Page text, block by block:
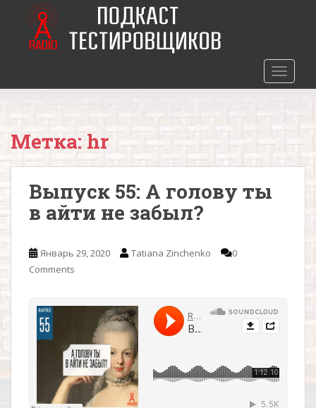
o
Метка: hr
Выпуск 55: А голову ты
в айти не забыл?
Январь 29, 2020 Tatiana Zinchenko
0
Comments